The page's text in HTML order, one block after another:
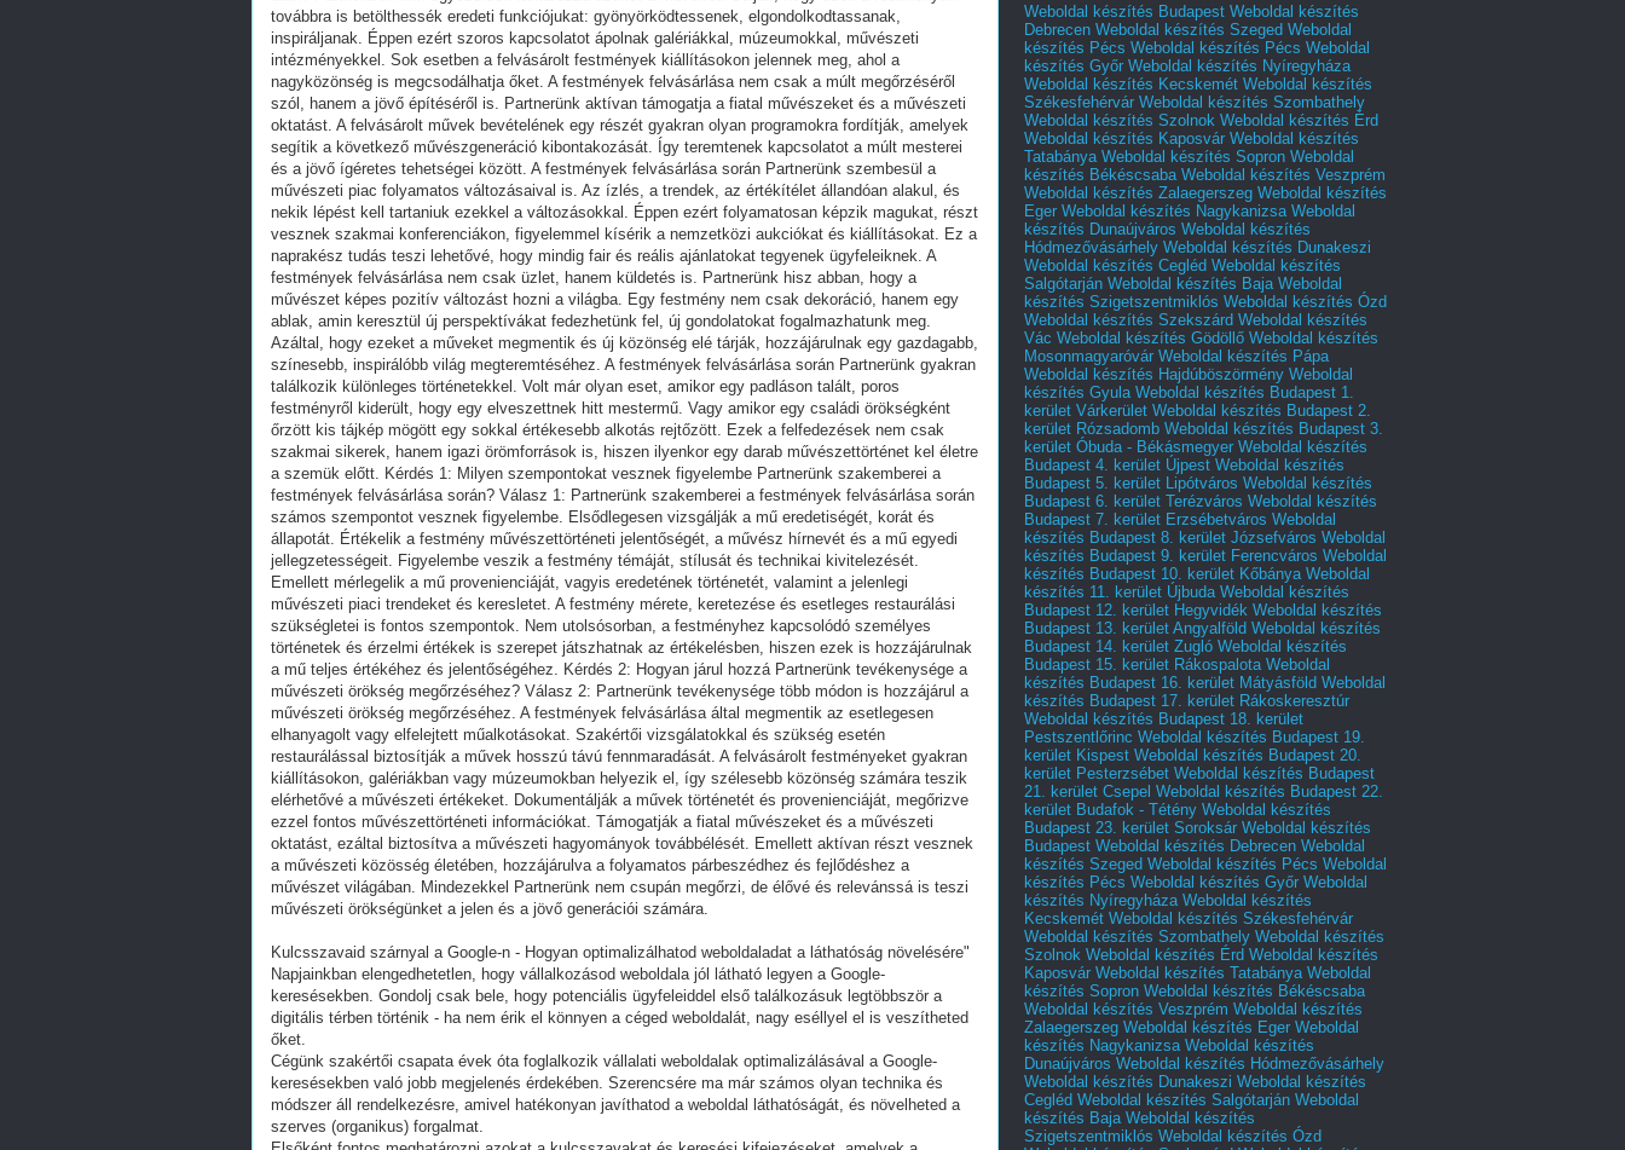
Kulcsszavaid szárnyal a Google-n - Hogyan optimalizálhatod weboldaladat a láthatóság növelésére"
Napjainkban elengedhetetlen, hogy vállalkozásod weboldala jól látható legyen a Google-
keresésekben. Gondolj csak bele, hogy potenciális ügyfeleiddel első találkozásuk legtöbbször a
digitális térben történik - ha nem érik el könnyen a céged weboldalát, nagy eséllyel el is veszítheted
őket.
Cégünk szakértői csapata évek óta foglalkozik vállalati weboldalak optimalizálásával a Google-
keresésekben való jobb megjelenés érdekében. Szerencsére ma már számos olyan technika és
módszer áll rendelkezésre, amivel hatékonyan javíthatod a weboldal láthatóságát, és növelheted a
szerves (organikus) forgalmat.
Weboldal készítés Budapest Weboldal készítés
Debrecen Weboldal készítés Szeged Weboldal
készítés Pécs Weboldal készítés Pécs Weboldal
készítés Győr Weboldal készítés Nyíregyháza
Weboldal készítés Kecskemét Weboldal készítés
Székesfehérvár Weboldal készítés Szombathely
Weboldal készítés Szolnok Weboldal készítés Érd
Weboldal készítés Kaposvár Weboldal készítés
Tatabánya Weboldal készítés Sopron Weboldal
készítés Békéscsaba Weboldal készítés Veszprém
Weboldal készítés Zalaegerszeg Weboldal készítés
Eger Weboldal készítés Nagykanizsa Weboldal
készítés Dunaújváros Weboldal készítés
Hódmezővásárhely Weboldal készítés Dunakeszi
Weboldal készítés Cegléd Weboldal készítés
Salgótarján Weboldal készítés Baja Weboldal
készítés Szigetszentmiklós Weboldal készítés Ózd
Weboldal készítés Szekszárd Weboldal készítés
Vác Weboldal készítés Gödöllő Weboldal készítés
Mosonmagyaróvár Weboldal készítés Pápa
Weboldal készítés Hajdúböszörmény Weboldal
készítés Gyula Weboldal készítés Budapest 1.
kerület Várkerület Weboldal készítés Budapest 2.
kerület Rózsadomb Weboldal készítés Budapest 3.
kerület Óbuda - Békásmegyer Weboldal készítés
Budapest 4. kerület Újpest Weboldal készítés
Budapest 5. kerület Lipótváros Weboldal készítés
Budapest 6. kerület Terézváros Weboldal készítés
Budapest 7. kerület Erzsébetváros Weboldal
készítés Budapest 8. kerület Józsefváros Weboldal
készítés Budapest 9. kerület Ferencváros Weboldal
készítés Budapest 10. kerület Kőbánya Weboldal
készítés 11. kerület Újbuda Weboldal készítés
Budapest 12. kerület Hegyvidék Weboldal készítés
Budapest 13. kerület Angyalföld Weboldal készítés
Budapest 14. kerület Zugló Weboldal készítés
Budapest 15. kerület Rákospalota Weboldal
készítés Budapest 16. kerület Mátyásföld Weboldal
készítés Budapest 17. kerület Rákoskeresztúr
Weboldal készítés Budapest 18. kerület
Pestszentlőrinc Weboldal készítés Budapest 19.
kerület Kispest Weboldal készítés Budapest 20.
kerület Pesterzsébet Weboldal készítés Budapest
21. kerület Csepel Weboldal készítés Budapest 22.
kerület Budafok - Tétény Weboldal készítés
Budapest 23. kerület Soroksár Weboldal készítés
Budapest Weboldal készítés Debrecen Weboldal
készítés Szeged Weboldal készítés Pécs Weboldal
készítés Pécs Weboldal készítés Győr Weboldal
készítés Nyíregyháza Weboldal készítés
Kecskemét Weboldal készítés Székesfehérvár
Weboldal készítés Szombathely Weboldal készítés
Szolnok Weboldal készítés Érd Weboldal készítés
Kaposvár Weboldal készítés Tatabánya Weboldal
készítés Sopron Weboldal készítés Békéscsaba
Weboldal készítés Veszprém Weboldal készítés
Zalaegerszeg Weboldal készítés Eger Weboldal
készítés Nagykanizsa Weboldal készítés
Dunaújváros Weboldal készítés Hódmezővásárhely
Weboldal készítés Dunakeszi Weboldal készítés
Cegléd Weboldal készítés Salgótarján Weboldal
készítés Baja Weboldal készítés
Szigetszentmiklós Weboldal készítés Ózd